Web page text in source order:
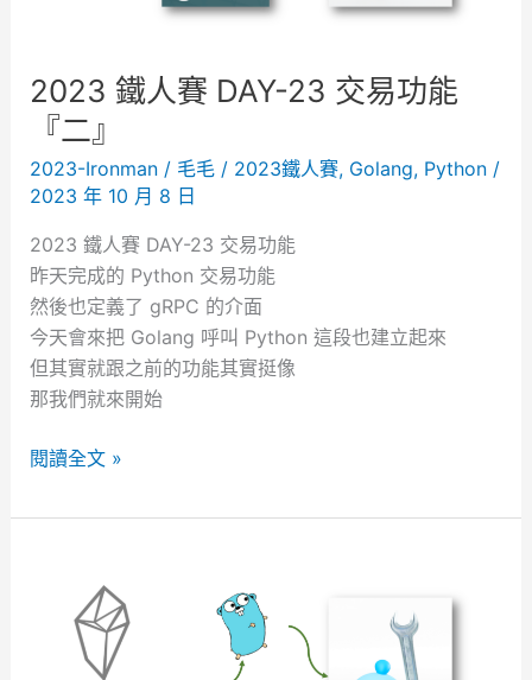
4
交
功
能
『
三
』
2023 鐵人賽 DAY-23 交易功能
『二』
2023-Ironman/ 毛毛 / 2023鐵人賽, Golang, Python/
2023 年 10 月 8 日
2023 鐵人賽 DAY-23 交易功能
昨天完成的 Python 交易功能
然後也定義了 gRPC 的介面
今天會來把 Golang 呼叫 Python 這段也建立起來
但其實就跟之前的功能其實挺像
那我們就來開始
2
2
閱讀全文 »